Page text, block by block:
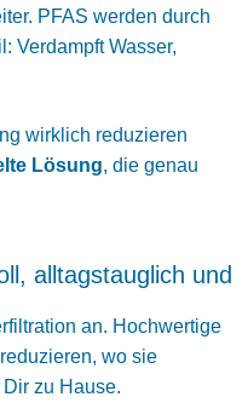
PFAS werden durch
Verdampft Wasser,
wirklich reduzieren
Lösung, die genau
alltagstauglich und
an. Hochwertige
wo sie
zu Hause.